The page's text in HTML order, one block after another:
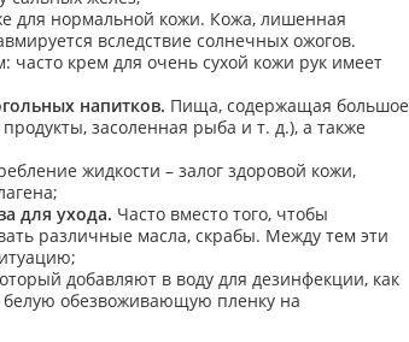
для нормальной кожи. Кожа, лишенная
вследствие солнечных ожогов.
часто крем для очень сухой кожи рук имеет
напитков. Пища, содержащая большое
засоленная рыба и т. д.), а также
жидкости – залог здоровой кожи,
для ухода. Часто вместо того, чтобы
различные масла, скрабы. Между тем эти
добавляют в воду для дезинфекции, как
белую обезвоживающую пленку на